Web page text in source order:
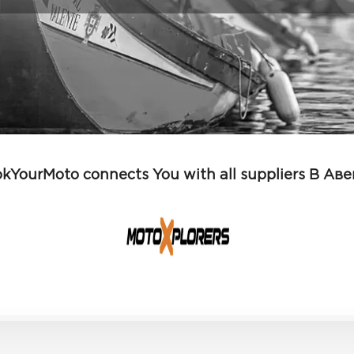
connects You with all suppliers В